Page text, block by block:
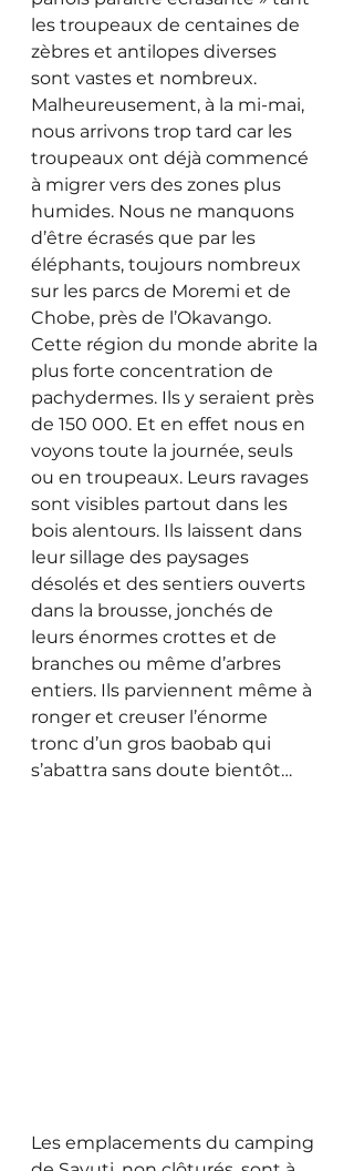
les troupeaux de centaines de
zèbres et antilopes diverses
sont vastes et nombreux.
Malheureusement, à la mi-mai,
nous arrivons trop tard car les
troupeaux ont déjà commencé
à migrer vers des zones plus
humides. Nous ne manquons
d’être écrasés que par les
éléphants, toujours nombreux
sur les parcs de Moremi et de
Chobe, près de l’Okavango.
Cette région du monde abrite la
plus forte concentration de
pachydermes. Ils y seraient près
de 150 000. Et en effet nous en
voyons toute la journée, seuls
ou en troupeaux. Leurs ravages
sont visibles partout dans les
bois alentours. Ils laissent dans
leur sillage des paysages
désolés et des sentiers ouverts
dans la brousse, jonchés de
leurs énormes crottes et de
branches ou même d’arbres
entiers. Ils parviennent même à
ronger et creuser l’énorme
tronc d’un gros baobab qui
s’abattra sans doute bientôt…
Les emplacements du camping